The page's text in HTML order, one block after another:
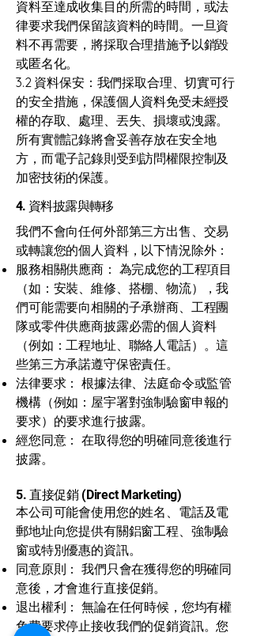
資料至達成收集目的所需的時間，或法
律要求我們保留該資料的時間。一旦資
料不再需要，將採取合理措施予以銷毀
或匿名化。
3.2 資料保安：我們採取合理、切實可行
的安全措施，保護個人資料免受未經授
權的存取、處理、丟失、損壞或洩露。
所有實體記錄將會妥善存放在安全地
方，而電子記錄則受到訪問權限控制及
加密技術的保護。
4. 資料披露與轉移
我們不會向任何外部第三方出售、交易
或轉讓您的個人資料，以下情況除外：
服務相關供應商： 為完成您的工程項目
（如：安裝、維修、搭棚、物流），我
們可能需要向相關的子承辦商、工程團
隊或零件供應商披露必需的個人資料
（例如：工程地址、聯絡人電話）。這
些第三方承諾遵守保密責任。
法律要求： 根據法律、法庭命令或監管
機構（例如：屋宇署對強制驗窗申報的
要求）的要求進行披露。
經您同意： 在取得您的明確同意後進行
披露。
5. 直接促銷 (Direct Marketing)
本公司可能會使用您的姓名、電話及電
郵地址向您提供有關鋁窗工程、強制驗
窗或特別優惠的資訊。
同意原則： 我們只會在獲得您的明確同
意後，才會進行直接促銷。
退出權利： 無論在任何時候，您均有權
免費要求停止接收我們的促銷資訊。您